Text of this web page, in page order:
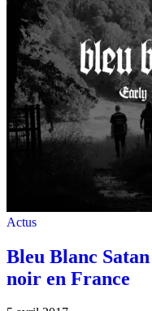
Actus
Bleu Blanc
noir en France